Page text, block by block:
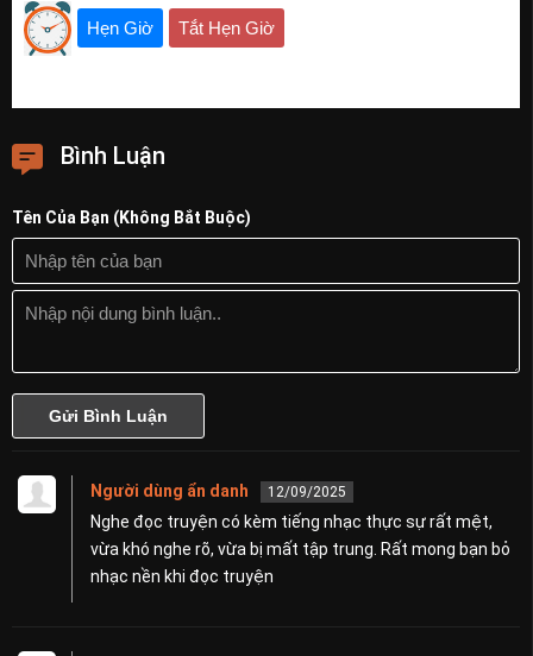
Hẹn Giờ Tắt Hẹn Giờ
Bình Luận
Tên Của Bạn (Không Bắt Buộc)
Người dùng ẩn danh 12/09/2025
Nghe đọc truyện có kèm tiếng nhạc thực sự rất mệt,
vừa khó nghe rõ, vừa bị mất tập trung. Rất mong bạn bỏ
nhạc nền khi đọc truyện